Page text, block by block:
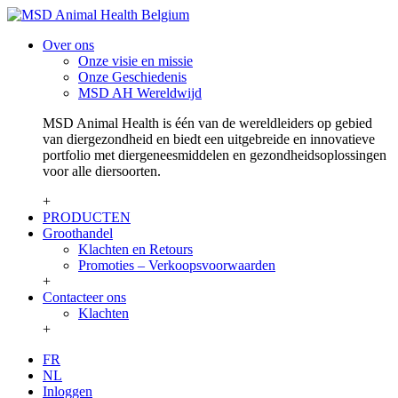
Over ons
Onze visie en missie
Onze Geschiedenis
MSD AH Wereldwijd
MSD Animal Health is één van de wereldleiders op gebied
van diergezondheid en biedt een uitgebreide en innovatieve
portfolio met diergeneesmiddelen en gezondheidsoplossingen
voor alle diersoorten.
+
PRODUCTEN
Groothandel
Klachten en Retours
Promoties – Verkoopsvoorwaarden
+
Contacteer ons
Klachten
+
FR
NL
Inloggen